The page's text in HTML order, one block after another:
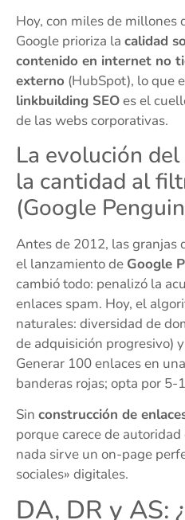
Hoy, con miles de millones
Google prioriza la calidad
contenido en internet no
externo (HubSpot), lo que
linkbuilding SEOes el
de las webs corporativas.
La evolución
la cantidad al
(Google
Antes de 2012, las granjas
el lanzamiento de Google
cambió todo: penalizó la
enlaces spam. Hoy, el
naturales: diversidad de
de adquisición progresivo)
Generar 100 enlaces en
banderas rojas; opta por
Sin construcción de
porque carece de
nada sirve un on-page
sociales» digitales.
DA, DR y AS: